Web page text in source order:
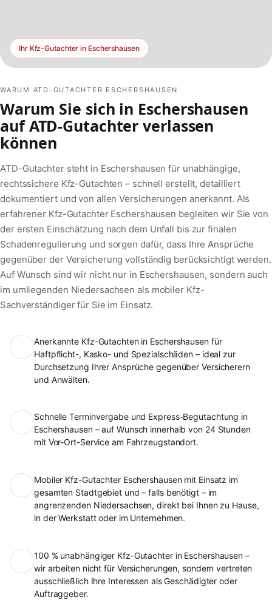
Ihr Kfz-Gutachter in Eschershausen
WARUM ATD-GUTACHTER ESCHERSHAUSEN
Warum Sie sich in Eschershausen
auf ATD-Gutachter verlassen
können
ATD-Gutachter steht in Eschershausen für unabhängige,
rechtssichere Kfz-Gutachten – schnell erstellt, detailliert
dokumentiert und von allen Versicherungen anerkannt. Als
erfahrener Kfz-Gutachter Eschershausen begleiten wir Sie von
der ersten Einschätzung nach dem Unfall bis zur finalen
Schadenregulierung und sorgen dafür, dass Ihre Ansprüche
gegenüber der Versicherung vollständig berücksichtigt werden.
Auf Wunsch sind wir nicht nur in Eschershausen, sondern auch
im umliegenden Niedersachsen als mobiler Kfz-
Sachverständiger für Sie im Einsatz.
Anerkannte Kfz-Gutachten in Eschershausen für
Haftpflicht-, Kasko- und Spezialschäden – ideal zur
Durchsetzung Ihrer Ansprüche gegenüber Versicherern
und Anwälten.
Schnelle Terminvergabe und Express-Begutachtung in
Eschershausen – auf Wunsch innerhalb von 24 Stunden
mit Vor-Ort-Service am Fahrzeugstandort.
Mobiler Kfz-Gutachter Eschershausen mit Einsatz im
gesamten Stadtgebiet und – falls benötigt – im
angrenzenden Niedersachsen, direkt bei Ihnen zu Hause,
in der Werkstatt oder im Unternehmen.
100 % unabhängiger Kfz-Gutachter in Eschershausen –
wir arbeiten nicht für Versicherungen, sondern vertreten
ausschließlich Ihre Interessen als Geschädigter oder
Auftraggeber.